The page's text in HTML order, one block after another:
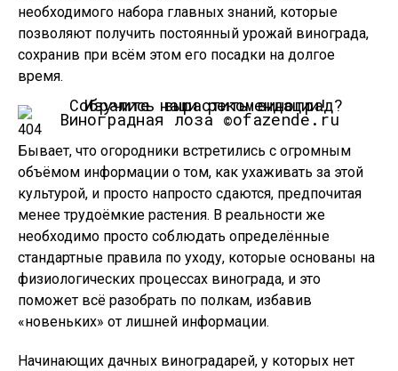
необходимого набора главных знаний, которые
позволяют получить постоянный урожай винограда,
сохранив при всём этом его посадки на долгое
время.
Виноградная лоза ©ofazende.ru
404
Бывает, что огородники встретились с огромным
объёмом информации о том, как ухаживать за этой
культурой, и просто напросто сдаются, предпочитая
менее трудоёмкие растения. В реальности же
необходимо просто соблюдать определённые
стандартные правила по уходу, которые основаны на
физиологических процессах винограда, и это
поможет всё разобрать по полкам, избавив
«новеньких» от лишней информации.
Начинающих дачных виноградарей, у которых нет